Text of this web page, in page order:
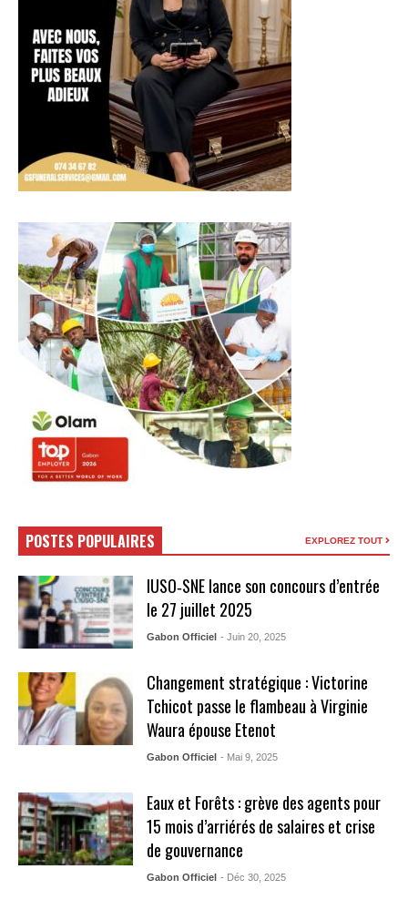
POSTES POPULAIRES EXPLOREZ TOUT
IUSO‑SNE lance son concours d’entrée
le 27 juillet 2025
Gabon Officiel - Juin 20, 2025
Changement stratégique : Victorine
Tchicot passe le flambeau à Virginie
Waura épouse Etenot
Gabon Officiel - Mai 9, 2025
Eaux et Forêts : grève des agents pour
15 mois d’arriérés de salaires et crise
de gouvernance
Gabon Officiel - Déc 30, 2025